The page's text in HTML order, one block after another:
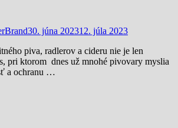
30. júna 202312. júla 2023
piva, radlerov a cideru nie je len
pri ktorom dnes už mnohé pivovary myslia
a ochranu …